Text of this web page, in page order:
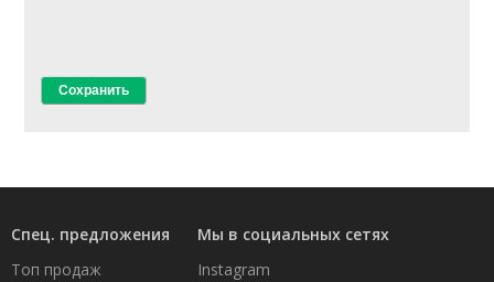
Спец. предложения
Топ продаж
Мы в социальных сетях
Instagram